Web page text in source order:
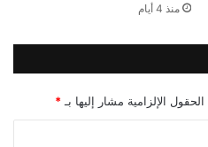
منذ 4 أيام
الحقول الإلزامية مشار إليها بـ *